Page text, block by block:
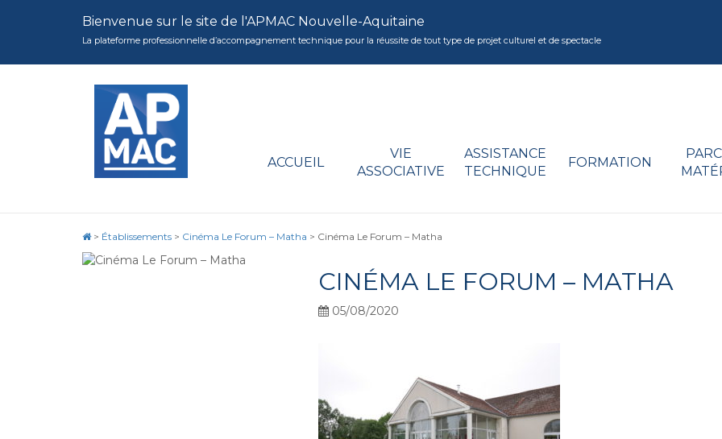
Bienvenue sur le site de l'APMAC Nouvelle-Aquitaine
La plateforme professionnelle d’accompagnement technique pour la réussite de tout type de projet culturel et de spectacle
ACCUEIL
VIE
ASSOCIATIVE
ASSISTANCE
TECHNIQUE
FORMATION
> Établissements > Cinéma Le Forum – Matha > Cinéma Le Forum – Matha
CINÉMA LE FORUM – MATHA
05/08/2020